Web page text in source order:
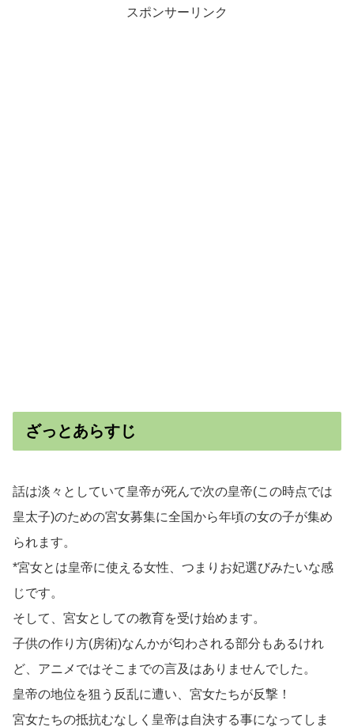
スポンサーリンク
ざっとあらすじ
話は淡々としていて皇帝が死んで次の皇帝(この時点では
皇太子)のための宮女募集に全国から年頃の女の子が集め
られます。
*宮女とは皇帝に使える女性、つまりお妃選びみたいな感
じです。
そして、宮女としての教育を受け始めます。
子供の作り方(房術)なんかが匂わされる部分もあるけれ
ど、アニメではそこまでの言及はありませんでした。
皇帝の地位を狙う反乱に遭い、宮女たちが反撃！
宮女たちの抵抗むなしく皇帝は自決する事になってしま